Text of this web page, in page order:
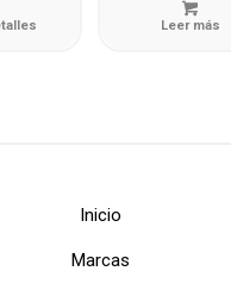
Leer más
Inicio
Marcas